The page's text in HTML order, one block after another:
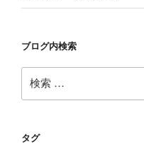
ブログ内検索
索:
タグ